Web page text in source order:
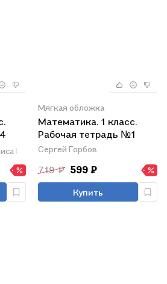
Итина
Мягкая обложка
Математика. 1 класс.
Рабочая тетрадь №1
Сергей Горбов
719 ₽ 599 ₽
Купить